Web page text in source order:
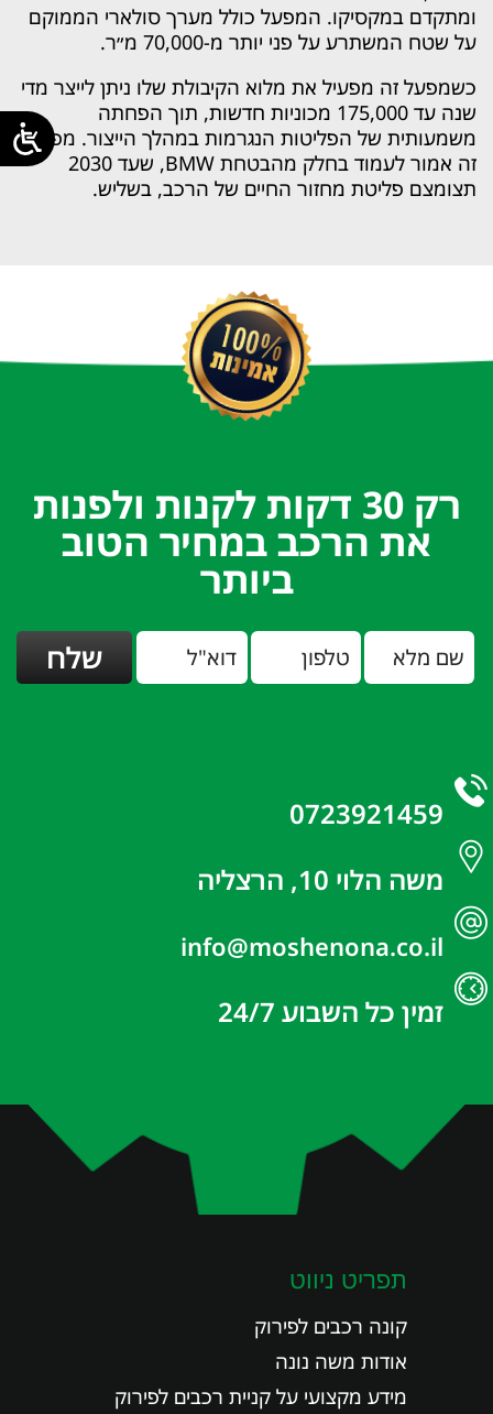
ומתקדם במקסיקו. המפעל כולל מערך סולארי הממוקם
על שטח המשתרע על פני יותר מ-70,000 מ״ר.
כשמפעל זה מפעיל את מלוא הקיבולת שלו ניתן לייצר מדי
שנה עד 175,000 מכוניות חדשות, תוך הפחתה
משמעותית של הפליטות הנגרמות במהלך הייצור. מפעל
זה אמור לעמוד בחלק מהבטחת BMW, שעד 2030
תצומצם פליטת מחזור החיים של הרכב, בשליש.
רק 30 דקות לקנות ולפנות
את הרכב במחיר הטוב
ביותר
0723921459
משה הלוי 10, הרצליה
info@moshenona.co.il
זמין כל השבוע 24/7
תפריט ניווט
קונה רכבים לפירוק
אודות משה נונה
מידע מקצועי על קניית רכבים לפירוק